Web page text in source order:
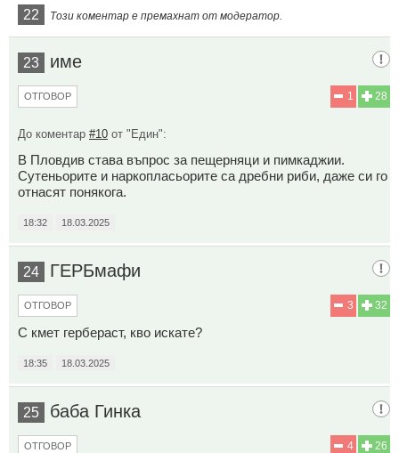
22 Този коментар е премахнат от модератор.
23 име
28
1
ОТГОВОР
До коментар #10 от "Един":
В Пловдив става въпрос за пещерняци и пимкаджии.
Сутеньорите и наркопласьорите са дребни риби, даже си го
отнасят понякога.
18:32 18.03.2025
24 ГЕРБмафи
32
3
ОТГОВОР
С кмет гербераст, кво искате?
18:35 18.03.2025
25 баба Гинка
26
4
ОТГОВОР